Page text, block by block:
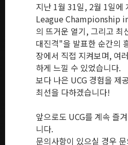
지난 1월 31일, 2월 1일
League Championship
의 뜨거운 열기, 그리고
대진격"을 발표한 순간의
장에서 직접 지켜보며, 여
하게 느낄 수 있었습니다.
보다 나은 UCG 경험을 제
최선을 다하겠습니다!
앞으로도 UCG를 계속 즐
니다.
문의사항이 있으실 경우